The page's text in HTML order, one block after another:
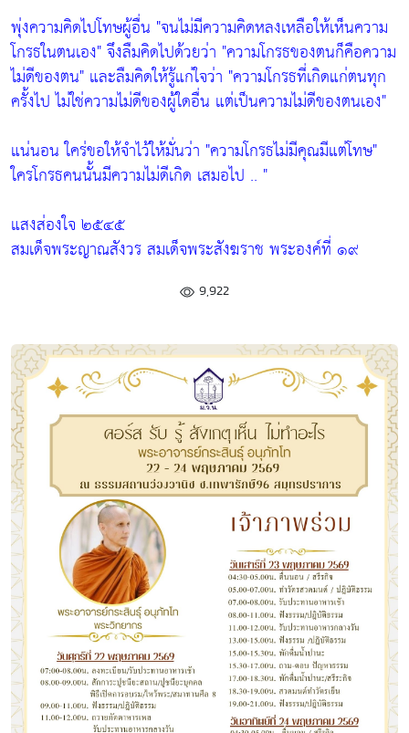
พุ่งความคิดไปโทษผู้อื่น "จนไม่มีความคิดหลงเหลือให้เห็นความ
โกรธในตนเอง"จึงลืมคิดไปด้วยว่า "ความโกรธของตนก็คือความ
ไม่ดีของตน" และลืมคิดให้รู้แก่ใจว่า "ความโกรธที่เกิดแก่ตนทุก
ครั้งไป ไม่ใช่ความไม่ดีของผู้ใดอื่น แต่เป็นความไม่ดีของตนเอง"
แน่นอน ใคร่ขอให้จำไว้ให้มั่นว่า "ความโกรธไม่มีคุณมีแต่โทษ"
ใครโกรธคนนั้นมีความไม่ดีเกิด เสมอไป .. "
แสงส่องใจ ๒๕๔๕
สมเด็จพระญาณสังวร สมเด็จพระสังฆราช พระองค์ที่ ๑๙
9,922